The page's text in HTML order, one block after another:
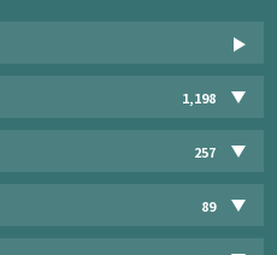
1,198
257
89